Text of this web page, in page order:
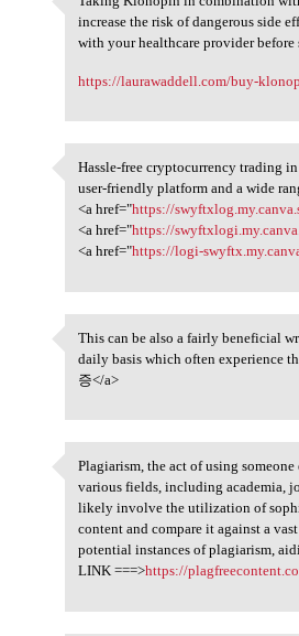
Taking Klonopin in
increase the risk of dangerous side
with your healthcare provider
https://laurawaddell.com/buy-
Hassle-free cryptocurrency
Hassle-free cryptocurrency trading
user-friendly platform and a wide
<a href="https://
<a href="https://
<a href="https://logi-
This can be also a fairly
This can be also a fairly beneficial
daily basis which often experience
증</a>
Plagiarism, the act of using
Plagiarism, the act of using
various fields, including academia,
likely involve the utilization of
content and compare it against a
potential instances of plagiarism,
LINK ===>https://